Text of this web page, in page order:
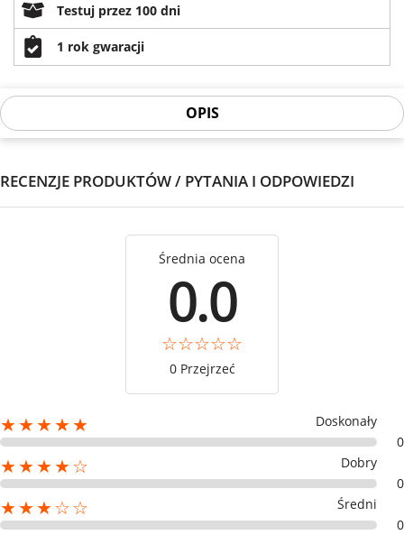
Testuj przez 100 dni
1 rok gwaracji
OPIS
RECENZJE PRODUKTÓW / PYTANIA I ODPOWIEDZI
Średnia ocena
0.0
0 Przejrzeć
★★★★★
Doskonały
0
★★★★☆
Dobry
0
★★★☆☆
Średni
0